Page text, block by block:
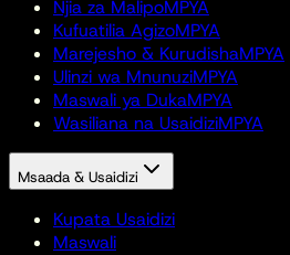
Njia za MalipoMPYA
Kufuatilia AgizoMPYA
Marejesho & KurudishaMPYA
Ulinzi wa MnunuziMPYA
Maswali ya DukaMPYA
Wasiliana na UsaidiziMPYA
Msaada & Usaidizi
Kupata Usaidizi
Maswali